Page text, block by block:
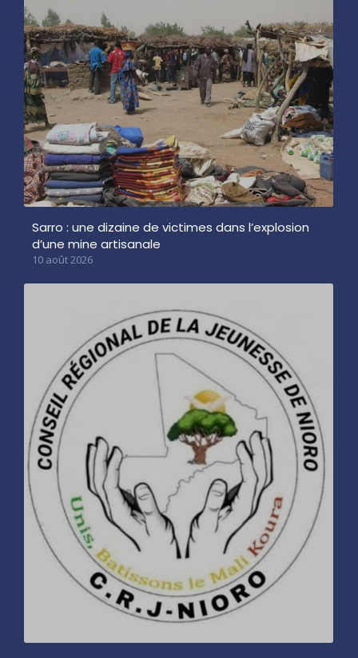
Sarro : une dizaine de victimes dans l’explosion
d’une mine artisanale
10 août 2026